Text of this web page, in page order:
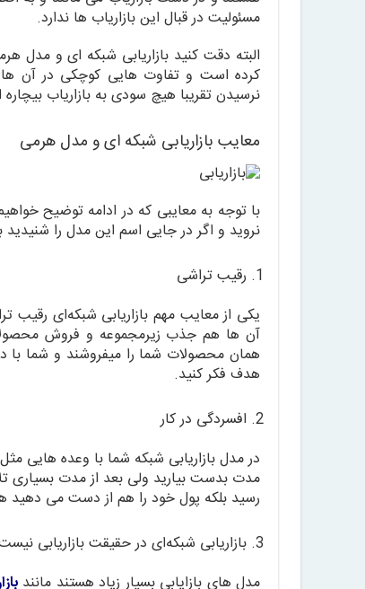
مسئولیت در قبال این بازاریاب ها ندارد.
البته دقت کنید بازاریابی شبکه ای و مدل
کرده است و تفاوت هایی کوچکی در آن
نرسیدن تقریبا هیچ سودی به بازاریاب
معایب بازاریابی شبکه ای و مدل هرمی
با توجه به معایبی که در ادامه توضیح
نروید و اگر در جایی اسم این مدل را
رقیب تراشی
یکی از معایب مهم بازاریابی شبکه‌ای
آن ها هم جذب زیرمجموعه و فروش
همان محصولات شما را میفروشند و شما
هدف فکر کنید.
افسردگی در کار
در مدل بازاریابی شبکه شما با وعده هایی
مدت بدست بیارید ولی بعد از مدت بسیاری
رسید بلکه پول خود را هم از دست می
بازاریابی شبکه‌ای در حقیقت بازاریابی
مدل های بازایابی بسیار زیاد هستند مانند